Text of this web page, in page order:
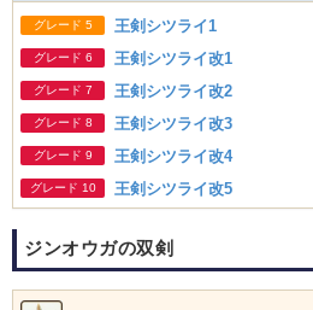
グレード 5 王剣シツライ1
グレード 6 王剣シツライ改1
グレード 7 王剣シツライ改2
グレード 8 王剣シツライ改3
グレード 9 王剣シツライ改4
グレード 10 王剣シツライ改5
ジンオウガの双剣